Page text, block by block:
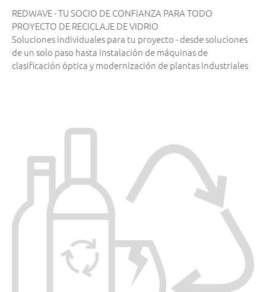
REDWAVE - TU SOCIO DE CONFIANZA PARA TODO
PROYECTO DE RECICLAJE DE VIDRIO
Soluciones individuales para tu proyecto - desde soluciones
de un solo paso hasta instalación de máquinas de
clasificación óptica y modernización de plantas industriales